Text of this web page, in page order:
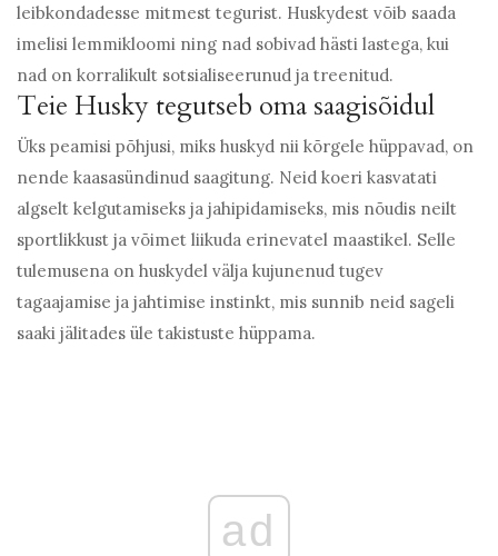
leibkondadesse mitmest tegurist. Huskydest võib saada
imelisi lemmikloomi ning nad sobivad hästi lastega, kui
nad on korralikult sotsialiseerunud ja treenitud.
Teie Husky tegutseb oma saagisõidul
Üks peamisi põhjusi, miks huskyd nii kõrgele hüppavad, on
nende kaasasündinud saagitung. Neid koeri kasvatati
algselt kelgutamiseks ja jahipidamiseks, mis nõudis neilt
sportlikkust ja võimet liikuda erinevatel maastikel. Selle
tulemusena on huskydel välja kujunenud tugev
tagaajamise ja jahtimise instinkt, mis sunnib neid sageli
saaki jälitades üle takistuste hüppama.
ad